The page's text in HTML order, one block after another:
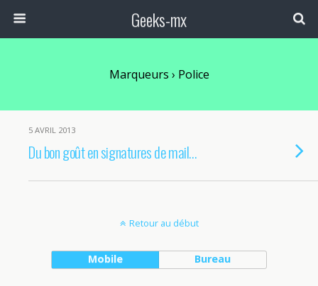
Geeks-mx
Marqueurs › Police
5 AVRIL 2013
Du bon goût en signatures de mail…
Retour au début
Mobile Bureau